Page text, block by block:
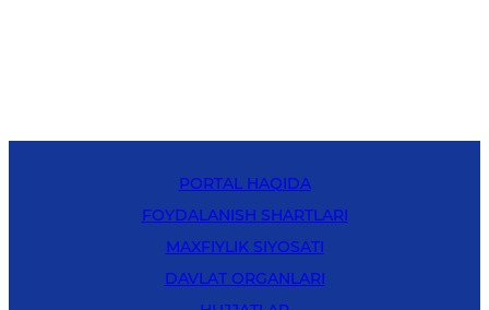
PORTAL HAQIDA
FOYDALANISH SHARTLARI
MAXFIYLIK SIYOSATI
DAVLAT ORGANLARI